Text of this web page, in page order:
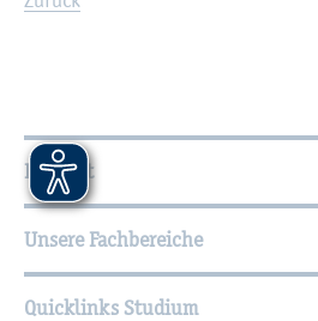
Wei­ter­füh­ren­de
Kontakt
Unsere Fachbereiche
Quicklinks Studium